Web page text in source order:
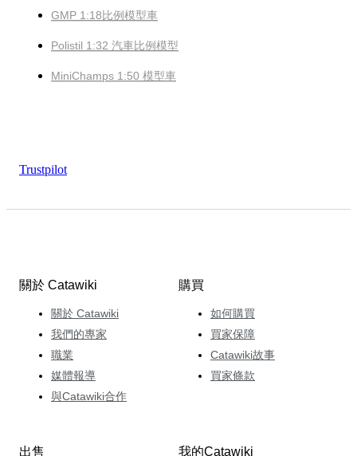
GMP 1:18比例模型車
Polistil 1:32 汽車比例模型
MiniChamps 1:50 模型車
Trustpilot
關於 Catawiki
關於 Catawiki
我們的專家
職業
媒體報導
與Catawiki合作
購買
如何購買
買家保障
Catawiki故事
買家條款
出售 我的Catawiki